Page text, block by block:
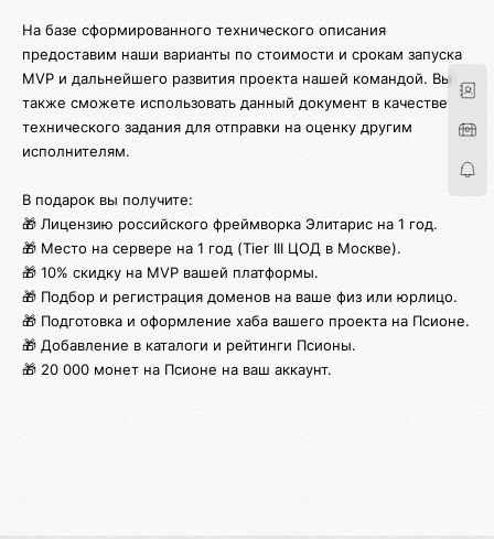
На базе сформированного технического описания
предоставим наши варианты по стоимости и срокам запуска
MVP и дальнейшего развития проекта нашей командой. Вы
также сможете использовать данный документ в качестве
технического задания для отправки на оценку другим
исполнителям.
В подарок вы получите:
🎁 Лицензию российского фреймворка Элитарис на 1 год.
🎁 Место на сервере на 1 год (Tier III ЦОД в Москве).
🎁 10% скидку на MVP вашей платформы.
🎁 Подбор и регистрация доменов на ваше физ или юрлицо.
🎁 Подготовка и оформление хаба вашего проекта на Псионе.
🎁 Добавление в каталоги и рейтинги Псионы.
🎁 20 000 монет на Псионе на ваш аккаунт.